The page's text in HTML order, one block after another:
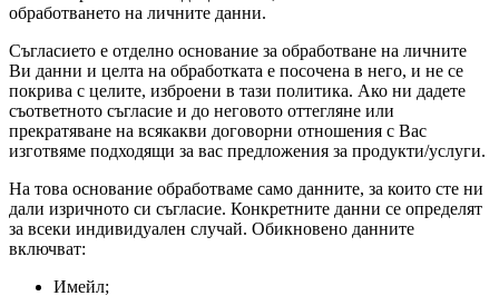
обработването на личните данни.
Съгласието е отделно основание за обработване на личните
Ви данни и целта на обработката е посочена в него, и не се
покрива с целите, изброени в тази политика. Ако ни дадете
съответното съгласие и до неговото оттегляне или
прекратяване на всякакви договорни отношения с Вас
изготвяме подходящи за вас предложения за продукти/услуги.
На това основание обработваме само данните, за които сте ни
дали изричното си съгласие. Конкретните данни се определят
за всеки индивидуален случай. Обикновено данните
включват:
Имейл;